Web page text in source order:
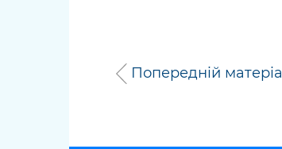
Попередній